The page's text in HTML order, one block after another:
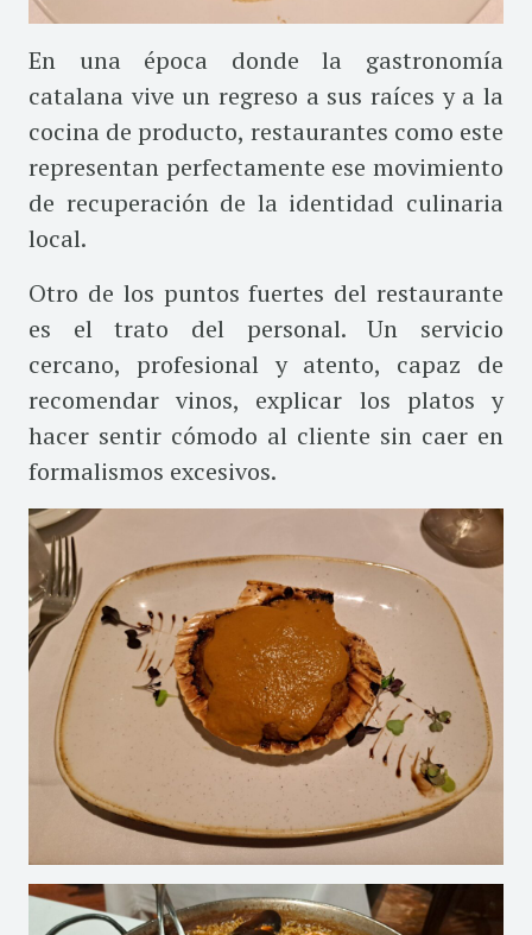
En una época donde la gastronomía
catalana vive un regreso a sus raíces y a la
cocina de producto, restaurantes como este
representan perfectamente ese movimiento
de recuperación de la identidad culinaria
local.
Otro de los puntos fuertes del restaurante
es el trato del personal. Un servicio
cercano, profesional y atento, capaz de
recomendar vinos, explicar los platos y
hacer sentir cómodo al cliente sin caer en
formalismos excesivos.